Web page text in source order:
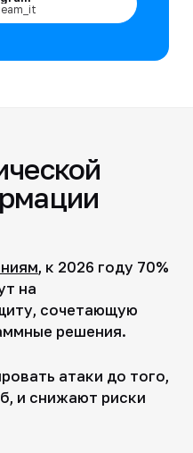
, к 2026 году 70%
на
сочетающую
решения.
атаки до того,
и снижают риски